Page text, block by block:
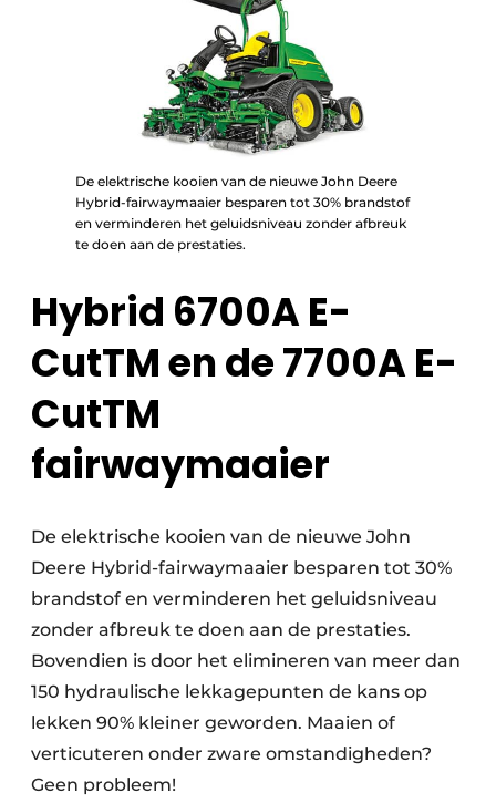
De elektrische kooien van de nieuwe John Deere
Hybrid-fairwaymaaier besparen tot 30% brandstof
en verminderen het geluidsniveau zonder afbreuk
te doen aan de prestaties.
Hybrid 6700A E-
CutTM en de 7700A E-
CutTM
fairwaymaaier
De elektrische kooien van de nieuwe John
Deere Hybrid-fairwaymaaier besparen tot 30%
brandstof en verminderen het geluidsniveau
zonder afbreuk te doen aan de prestaties.
Bovendien is door het elimineren van meer dan
150 hydraulische lekkagepunten de kans op
lekken 90% kleiner geworden. Maaien of
verticuteren onder zware omstandigheden?
Geen probleem!